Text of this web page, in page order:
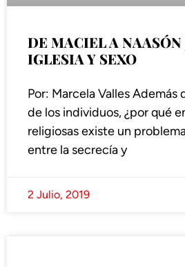
DE MACIEL A NAASÓN
IGLESIA Y SEXO
Por: Marcela Valles Además
de los individuos, ¿por qué
religiosas existe un
entre la secrecía y
2 Julio, 2019